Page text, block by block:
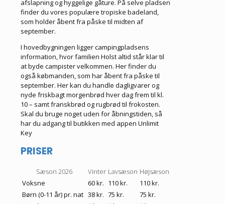
afslapning og hyggelige gåture. På selve pladsen
finder du vores populære tropiske badeland,
som holder åbent fra påske til midten af
september.
I hovedbygningen ligger campingpladsens
information, hvor familien Holst altid står klar til
at byde campister velkommen. Her finder du
også købmanden, som har åbent fra påske til
september. Her kan du handle dagligvarer og
nyde friskbagt morgenbrød hver dag frem til kl.
10 – samt franskbrød og rugbrød til frokosten.
Skal du bruge noget uden for åbningstiden, så
har du adgang til butikken med appen Unlimit
Key
PRISER
Sæson 2026 Vinter Lavsæson Højsæson
Voksne
60 kr. 110 kr.
110 kr.
Børn (0-11 år) pr. nat 38 kr. 75 kr.
75 kr.